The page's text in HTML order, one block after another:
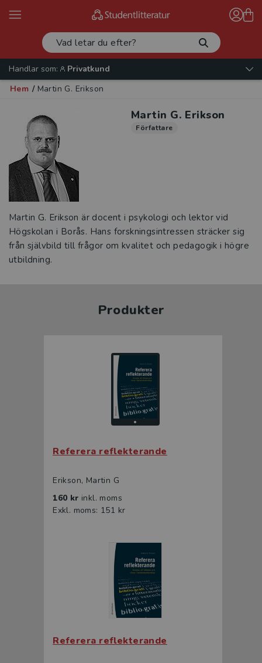
Handlar som:
Privatkund
Hem / Martin G. Erikson
Martin G. Erikson
Författare
Martin G. Erikson är docent i psykologi och lektor vid
Högskolan i Borås. Hans forskningsintressen sträcker sig
från självbild till frågor om kvalitet och pedagogik i högre
utbildning.
Produkter
Referera reflekterande
Erikson, Martin G
160 kr inkl. moms
Exkl. moms: 151 kr
Referera reflekterande